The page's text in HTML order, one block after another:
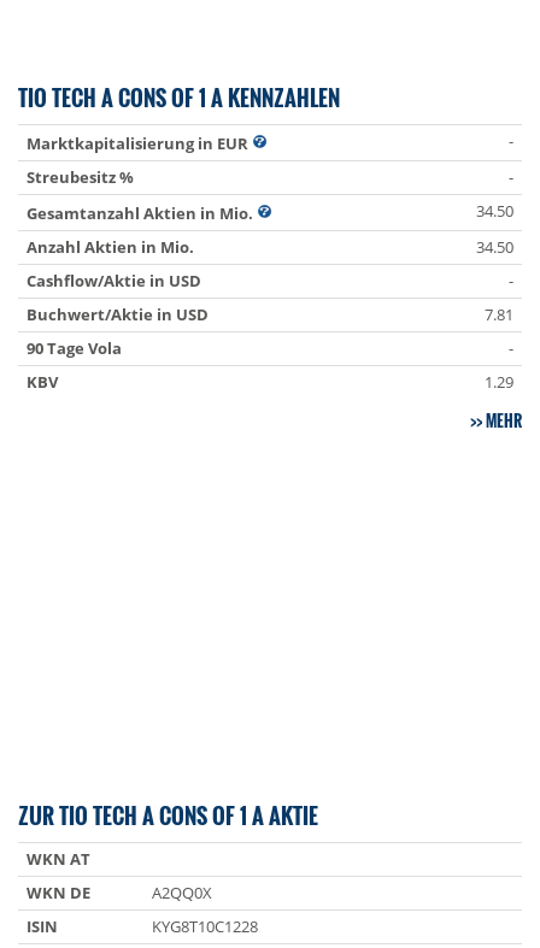
TIO TECH A CONS OF 1 A KENNZAHLEN
Marktkapitalisierung in EUR
-
Streubesitz %
-
Gesamtanzahl Aktien in Mio.
34.50
Anzahl Aktien in Mio.
34.50
Cashflow/Aktie in USD
-
Buchwert/Aktie in USD
7.81
90 Tage Vola
-
KBV
1.29
MEHR
ZUR TIO TECH A CONS OF 1 A AKTIE
WKN AT
WKN DE
A2QQ0X
ISIN
KYG8T10C1228